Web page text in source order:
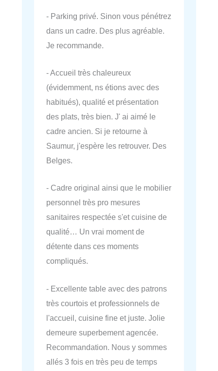
- Parking privé. Sinon vous pénétrez
dans un cadre. Des plus agréable.
Je recommande.
- Accueil très chaleureux
(évidemment, ns étions avec des
habitués), qualité et présentation
des plats, très bien. J' ai aimé le
cadre ancien. Si je retourne à
Saumur, j'espère les retrouver. Des
Belges.
- Cadre original ainsi que le mobilier
personnel très pro mesures
sanitaires respectée s'et cuisine de
qualité… Un vrai moment de
détente dans ces moments
compliqués.
- Excellente table avec des patrons
très courtois et professionnels de
l'accueil, cuisine fine et juste. Jolie
demeure superbement agencée.
Recommandation. Nous y sommes
allés 3 fois en très peu de temps